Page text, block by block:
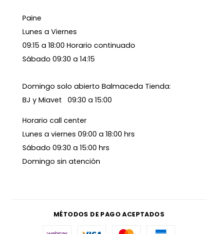
Paine
Lunes a Viernes
09:15 a 18:00 Horario continuado
Sábado 09:30 a 14:15
Domingo solo abierto Balmaceda Tienda:
BJ y Miavet 09:30 a 15:00
Horario call center
Lunes a viernes 09:00 a 18:00 hrs
Sábado 09:30 a 15:00 hrs
Domingo sin atención
MÉTODOS DE PAGO ACEPTADOS